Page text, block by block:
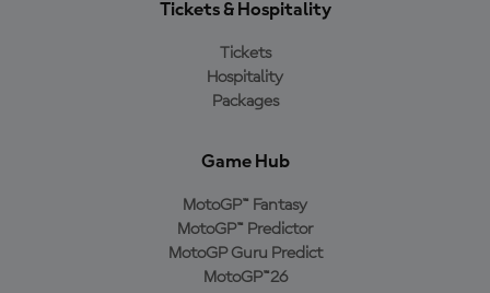
Tickets & Hospitality
Tickets
Hospitality
Packages
Game Hub
MotoGP™ Fantasy
MotoGP™ Predictor
MotoGP Guru Predict
MotoGP™26